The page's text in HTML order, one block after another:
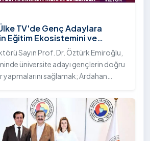
TV'de Genç Adaylara
Eğitim Ekosistemini ve
İmkânları Anlattı
Sayın Prof. Dr. Öztürk Emiroğlu,
üniversite adayı gençlerin doğru
sağlamak; Ardahan
imkânlarını aktarmak üzere Ülke TV
"Genç Vizyon" programına
olarak katıldı.